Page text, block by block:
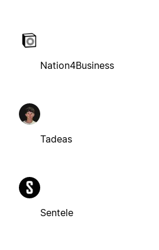
Nation4Business
Tadeas
Sentele